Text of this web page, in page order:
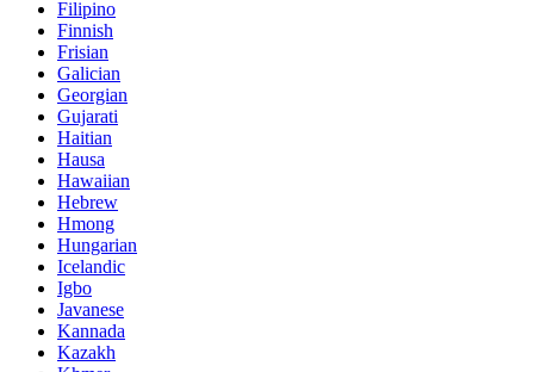
Filipino
Finnish
Frisian
Galician
Georgian
Gujarati
Haitian
Hausa
Hawaiian
Hebrew
Hmong
Hungarian
Icelandic
Igbo
Javanese
Kannada
Kazakh